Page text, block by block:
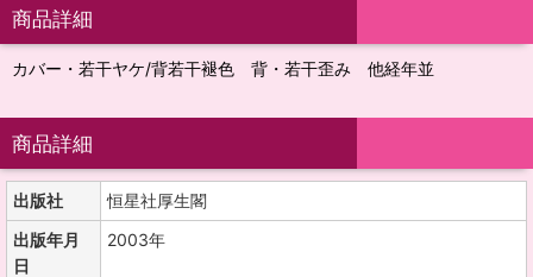
商品詳細
カバー・若干ヤケ/背若干褪色 背・若干歪み 他経年並
商品詳細
出版社
恒星社厚生閣
出版年月
日
2003年